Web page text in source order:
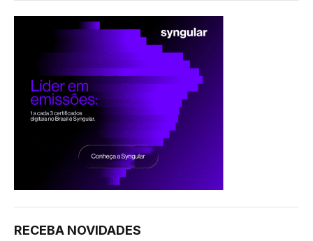
RECEBA NOVIDADES